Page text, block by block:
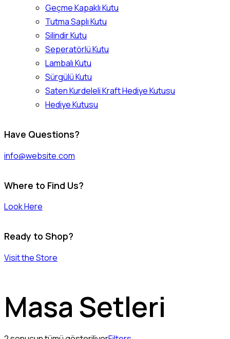
Geçme Kapaklı Kutu
Tutma Saplı Kutu
Silindir Kutu
Seperatörlü Kutu
Lambalı Kutu
Sürgülü Kutu
Saten Kurdeleli Kraft Hediye Kutusu
Hediye Kutusu
Have Questions?
info@website.com
Where to Find Us?
Look Here
Ready to Shop?
Visit the Store
Masa Setleri